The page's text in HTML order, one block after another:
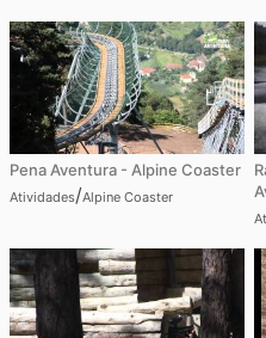
Pena Aventura - Alpine Coaster
Atividades/Alpine Coaster